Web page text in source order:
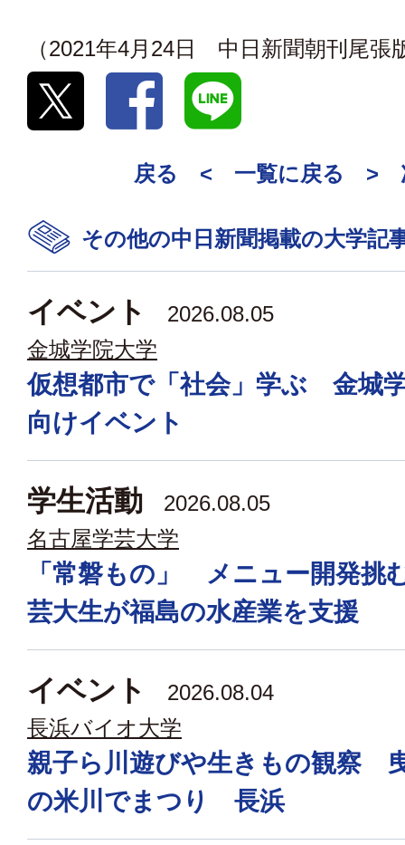
（2021年4月24日 中日新聞朝刊尾張
戻る < 一覧に戻る >
その他の中日新聞掲載の大学記
イベント
2026.08.05
金城学院大学
仮想都市で「社会」学ぶ 金城
向けイベント
学生活動
2026.08.05
名古屋学芸大学
「常磐もの」 メニュー開発
芸大生が福島の水産業を支援
イベント
2026.08.04
長浜バイオ大学
親子ら川遊びや生きもの観察
の米川でまつり 長浜